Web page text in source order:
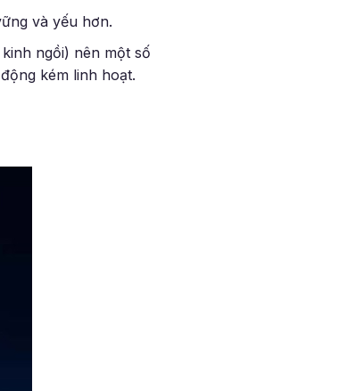
và yếu hơn.
ngồi) nên một số
kém linh hoạt.